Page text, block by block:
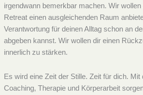
irgendwann bemerkbar machen. Wir
Retreat einen ausgleichenden Raum
Verantwortung für deinen Alltag schon an
abgeben kannst. Wir wollen dir einen
innerlich zu stärken.
Es wird eine Zeit der Stille. Zeit für dich. Mit
Coaching, Therapie und Körperarbeit